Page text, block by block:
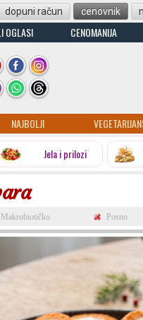
dopuni račun cenovnik
OGLASI CENOMANIJA
NAJBOLJI
Jela i prilozi
Makrobiotičko Posno